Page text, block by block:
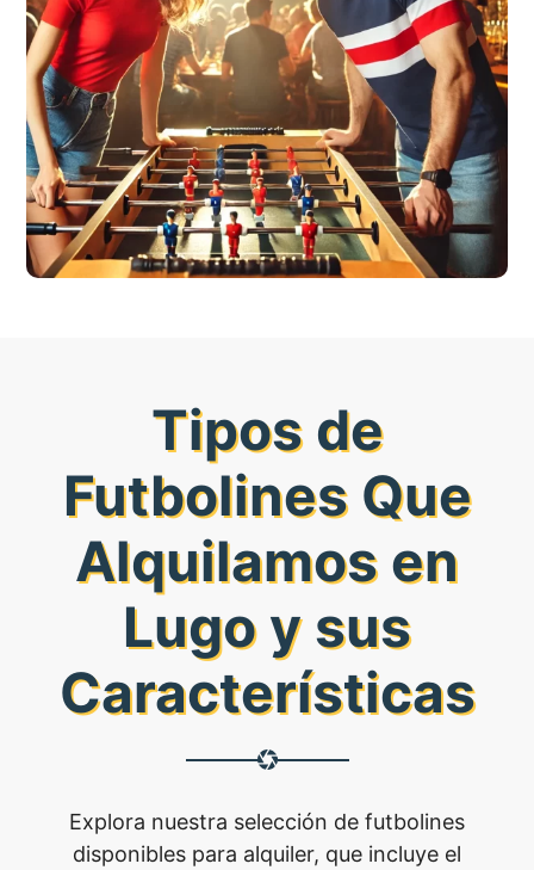
Tipos de
Futbolines Que
Alquilamos en
Lugo y sus
Características
Explora nuestra selección de futbolines
disponibles para alquiler, que incluye el